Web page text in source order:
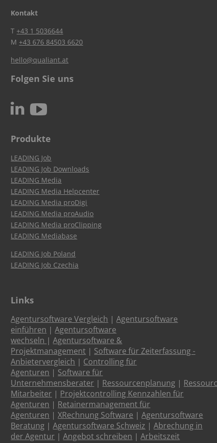
Kontakt
T+43 1 5036644
M+43 676 84503 6620
hello@qualiant.at
Folgen Sie uns
N c
Produkte
LEADING Job
LEADING Job Downloads
LEADING Media
LEADING Media Helpcenter
LEADING Media proDigi
LEADING Media proAudio
LEADING Media proClipping
LEADING Mediabase
LEADING Job Poland
LEADING Job Czechia
Links
Agentursoftware Vergleich |Agentursoftware
einführen |Agentursoftware
wechseln |Agentursoftware &
Projektmanagement | Software für Zeiterfassung -
Anbietervergleich | Controlling für
Agenturen | Software für
Unternehmensberater | Ressourcenplanung |
Mitarbeiter | Projektcontrolling Kennzahlen für
Agenturen | Retainermanagement für
Agenturen |XRechnung Software |Agentursoftware
Beratung |Agentursoftware Schweiz |Abrechung in
der Agentur |Angebot schreiben |Arbeitszeit